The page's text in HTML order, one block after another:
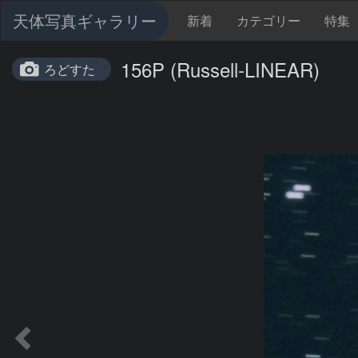
天体写真ギャラリー 新着 カテゴリー 特集
ろどすた 156P (Russell-LINEAR)